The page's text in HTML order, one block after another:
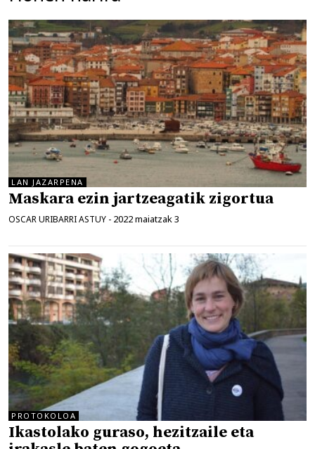
LAN JAZARPENA
Maskara ezin jartzeagatik zigortua
OSCAR URIBARRI ASTUY - 2022 maiatzak 3
PROTOKOLOA
Ikastolako guraso, hezitzaile eta